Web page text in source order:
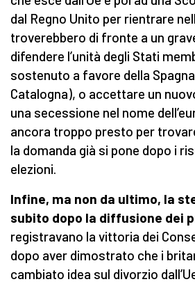
dal Regno Unito per rientrare
troverebbero di fronte a un
difendere l’unità degli Stati
sostenuto a favore della
Catalogna), o accettare un
una secessione nel nome
ancora troppo presto per
la domanda già si pone dopo i
elezioni.
Infine, ma non da ultimo, la
subito dopo la diffusione dei
registravano la vittoria dei
dopo aver dimostrato che i
cambiato idea sul divorzio